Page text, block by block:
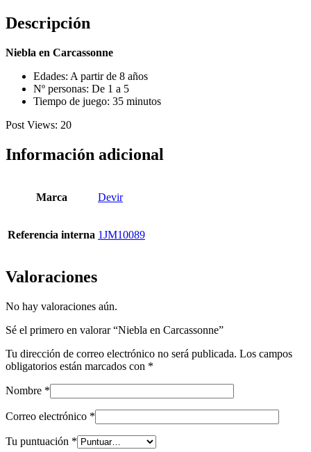
Descripción
Niebla en Carcassonne
Edades: A partir de 8 años
Nº personas: De 1 a 5
Tiempo de juego: 35 minutos
Post Views: 20
Información adicional
Marca Devir
Referencia interna 1JM10089
Valoraciones
No hay valoraciones aún.
Sé el primero en valorar “Niebla en Carcassonne”
Tu dirección de correo electrónico no será publicada. Los campos
obligatorios están marcados con *
Nombre *
Correo electrónico *
Tu puntuación *